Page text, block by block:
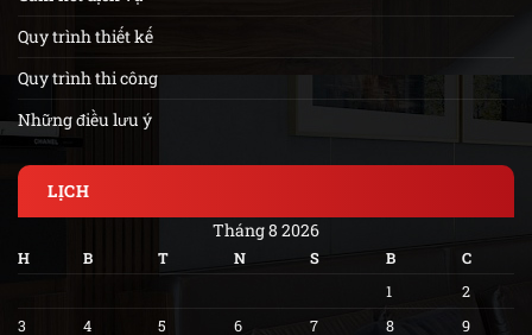
Quy trình thiết kế
Quy trình thi công
Những điều lưu ý
LỊCH
Tháng 8 2026
H B T N S B
C
1
2
3
4 5 6 7 8 9